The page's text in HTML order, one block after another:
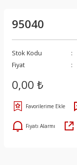
95040
Stok Kodu
Fiyat
0,00 ₺
Fiyatı Alarmı